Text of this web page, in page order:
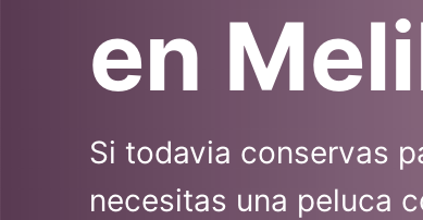
en
Si todavia conservas
necesitas una peluca